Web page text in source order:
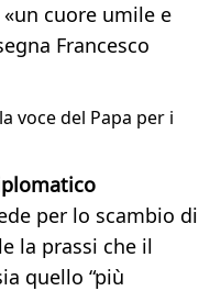
cuore umile e
Francesco
voce del Papa per i
per lo scambio di
la prassi che il
quello “più